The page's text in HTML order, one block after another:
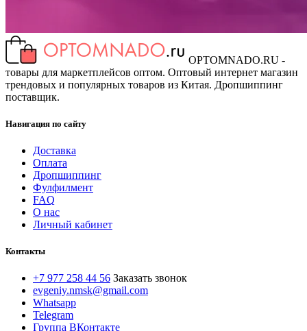
OPTOMNADO.RU -
товары для маркетплейсов оптом. Оптовый интернет магазин
трендовых и популярных товаров из Китая. Дропшиппинг
поставщик.
Навигация по сайту
Доставка
Оплата
Дропшиппинг
Фулфилмент
FAQ
О нас
Личный кабинет
Контакты
+7 977 258 44 56 Заказать звонок
evgeniy.nmsk@gmail.com
Whatsapp
Telegram
Группа ВКонтакте